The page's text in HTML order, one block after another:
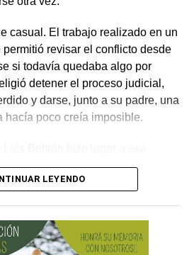
haber sufrido.
casual. El trabajo realizado en un
revisar el conflicto desde
si todavía quedaba algo por
detener el proceso judicial,
y darse, junto a su padre, una
hacía poco creía imposible.
el proceso por desistimiento y
actuaciones. La jueza consideró
la acción para solicitar la
LEYENDO